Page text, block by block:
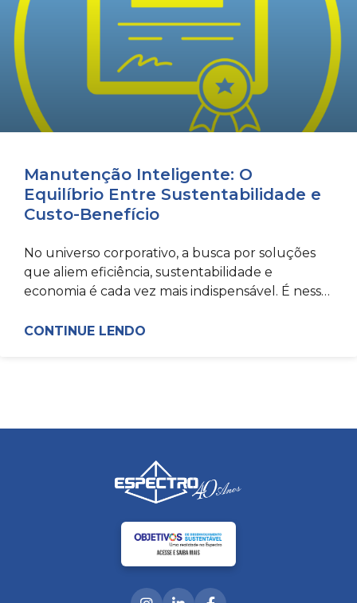
Manutenção Inteligente: O
Equilíbrio Entre Sustentabilidade e
Custo-Benefício
No universo corporativo, a busca por soluções
que aliem eficiência, sustentabilidade e
economia é cada vez mais indispensável. É nesse
CONTINUE LENDO